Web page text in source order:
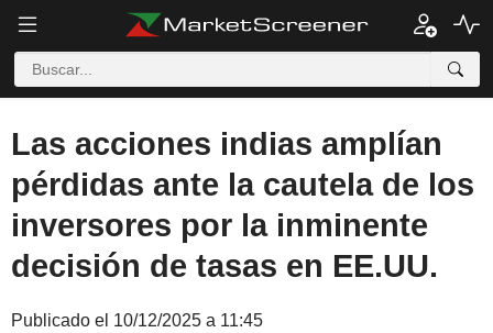
Las acciones indias amplían
pérdidas ante la cautela de los
inversores por la inminente
decisión de tasas en EE.UU.
Publicado el 10/12/2025 a 11:45